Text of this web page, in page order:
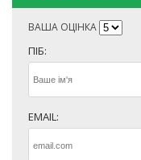
ВАША ОЦІНКА
ПІБ:
EMAIL: